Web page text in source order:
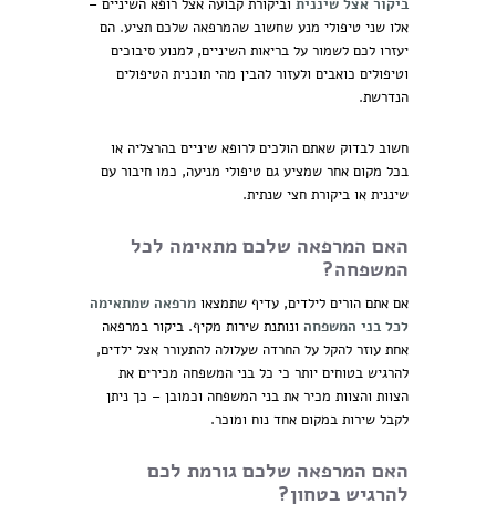
ביקור אצל שיננית וביקורת קבועה אצל רופא השיניים –
אלו שני טיפולי מנע שחשוב שהמרפאה שלכם תציע. הם
יעזרו לכם לשמור על בריאות השיניים, למנוע סיבוכים
וטיפולים כואבים ולעזור להבין מהי תוכנית הטיפולים
הנדרשת.
חשוב לבדוק שאתם הולכים לרופא שיניים בהרצליה או
בכל מקום אחר שמציע גם טיפולי מניעה, כמו חיבור עם
שיננית או ביקורת חצי שנתית.
האם המרפאה שלכם מתאימה לכל
המשפחה?
אם אתם הורים לילדים, עדיף שתמצאו מרפאה שמתאימה
לכל בני המשפחה ונותנת שירות מקיף. ביקור במרפאה
אחת עוזר להקל על החרדה שעלולה להתעורר אצל ילדים,
להרגיש בטוחים יותר כי כל בני המשפחה מכירים את
הצוות והצוות מכיר את בני המשפחה וכמובן – כך ניתן
לקבל שירות במקום אחד נוח ומוכר.
האם המרפאה שלכם גורמת לכם
להרגיש בטחון?